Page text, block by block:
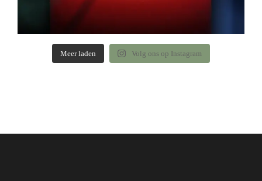
Meer laden Volg ons op Instagram